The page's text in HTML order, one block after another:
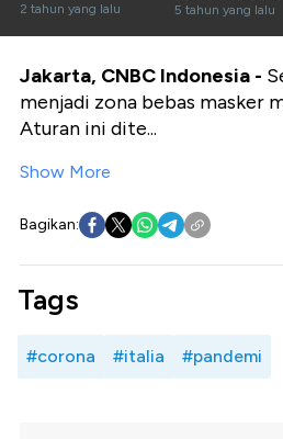
2 tahun yang lalu
Lockdown
5 tahun yang lalu
Jakarta, CNBC Indonesia -
menjadi zona bebas masker
Aturan ini dite...
Show More
Bagikan:
Tags
#corona #italia #pandemi